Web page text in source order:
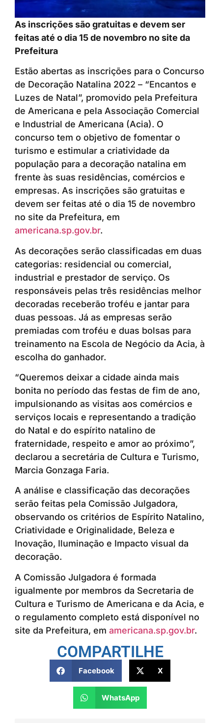
As inscrições são gratuitas e devem ser
feitas até o dia 15 de novembro no site da
Prefeitura
Estão abertas as inscrições para o Concurso
de Decoração Natalina 2022 – “Encantos e
Luzes de Natal”, promovido pela Prefeitura
de Americana e pela Associação Comercial
e Industrial de Americana (Acia). O
concurso tem o objetivo de fomentar o
turismo e estimular a criatividade da
população para a decoração natalina em
frente às suas residências, comércios e
empresas. As inscrições são gratuitas e
devem ser feitas até o dia 15 de novembro
no site da Prefeitura, em
americana.sp.gov.br.
As decorações serão classificadas em duas
categorias: residencial ou comercial,
industrial e prestador de serviço. Os
responsáveis pelas três residências melhor
decoradas receberão troféu e jantar para
duas pessoas. Já as empresas serão
premiadas com troféu e duas bolsas para
treinamento na Escola de Negócio da Acia, à
escolha do ganhador.
“Queremos deixar a cidade ainda mais
bonita no período das festas de fim de ano,
impulsionando as visitas aos comércios e
serviços locais e representando a tradição
do Natal e do espírito natalino de
fraternidade, respeito e amor ao próximo”,
declarou a secretária de Cultura e Turismo,
Marcia Gonzaga Faria.
A análise e classificação das decorações
serão feitas pela Comissão Julgadora,
observando os critérios de Espírito Natalino,
Criatividade e Originalidade, Beleza e
Inovação, Iluminação e Impacto visual da
decoração.
A Comissão Julgadora é formada
igualmente por membros da Secretaria de
Cultura e Turismo de Americana e da Acia, e
o regulamento completo está disponível no
site da Prefeitura, em americana.sp.gov.br.
COMPARTILHE
Facebook X
WhatsApp